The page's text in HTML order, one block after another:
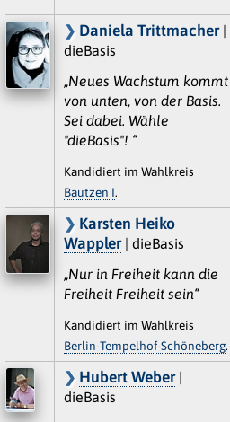
Daniela Trittmacher|
dieBasis
„Neues Wachstum kommt
von unten, von der Basis.
Sei dabei. Wähle
"dieBasis"! “
Kandidiert im Wahlkreis
Bautzen I.
Karsten Heiko
Wappler| dieBasis
„Nur in Freiheit kann die
Freiheit Freiheit sein“
Kandidiert im Wahlkreis
Berlin-Tempelhof-Schöneberg.
Hubert Weber|
dieBasis